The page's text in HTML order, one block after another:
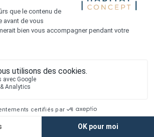
Les frais de raccordements et les
entre 5 000 et 15 000 euros selon la
du terrain et son accès.
notaire
tournez vers une maison existante, il sera
des travaux de rénovation. Ceux-ci sont
et doivent être ajoutés au prix de l'achat